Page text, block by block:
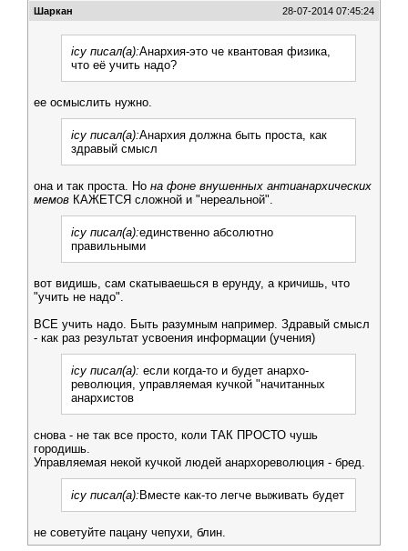
Шаркан 28-07-2014 07:45:24
icy писал(а):Анархия-это че квантовая физика,
что её учить надо?
ее осмыслить нужно.
icy писал(а):Анархия должна быть проста, как
здравый смысл
она и так проста. Но на фоне внушенных антианархических
мемов КАЖЕТСЯ сложной и "нереальной".
icy писал(а):единственно абсолютно
правильными
вот видишь, сам скатываешься в ерунду, а кричишь, что
"учить не надо".
ВСЕ учить надо. Быть разумным например. Здравый смысл
- как раз результат усвоения информации (учения)
icy писал(а): если когда-то и будет анархо-
революция, управляемая кучкой "начитанных
анархистов
снова - не так все просто, коли ТАК ПРОСТО чушь
городишь.
Управляемая некой кучкой людей анархореволюция - бред.
icy писал(а): Вместе как-то легче выживать будет
не советуйте пацану чепухи, блин.